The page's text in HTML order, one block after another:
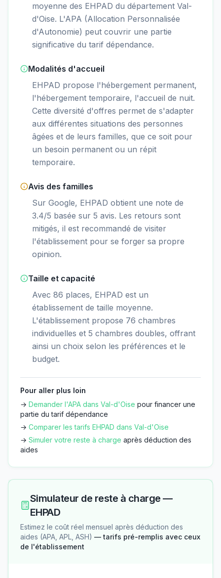
moyenne des EHPAD du département Val-
d'Oise. L'APA (Allocation Personnalisée
d'Autonomie) peut couvrir une partie
significative du tarif dépendance.
Modalités d'accueil
EHPAD propose l'hébergement permanent,
l'hébergement temporaire, l'accueil de nuit.
Cette diversité d'offres permet de s'adapter
aux différentes situations des personnes
âgées et de leurs familles, que ce soit pour
un besoin permanent ou un répit
temporaire.
Avis des familles
Sur Google, EHPAD obtient une note de
3.4/5 basée sur 5 avis. Les retours sont
mitigés, il est recommandé de visiter
l'établissement pour se forger sa propre
opinion.
Taille et capacité
Avec 86 places, EHPAD est un
établissement de taille moyenne.
L'établissement propose 76 chambres
individuelles et 5 chambres doubles, offrant
ainsi un choix selon les préférences et le
budget.
Pour aller plus loin
→ Demander l'APA dans Val-d'Oise pour financer une
partie du tarif dépendance
→ Comparer les tarifs EHPAD dans Val-d'Oise
→ Simuler votre reste à charge après déduction des
aides
Simulateur de reste à charge —
EHPAD
Estimez le coût réel mensuel après déduction des
aides (APA, APL, ASH) — tarifs pré-remplis avec ceux
de l'établissement